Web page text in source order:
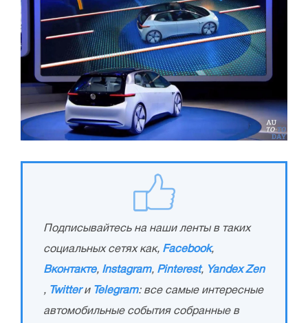
Подписывайтесь на наши ленты в таких
социальных сетях как, Facebook,
Вконтакте, Instagram, Pinterest, Yandex Zen
, Twitterи Telegram: все самые интересные
автомобильные события собранные в